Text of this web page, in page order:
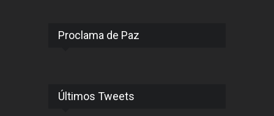
Proclama de Paz
Últimos Tweets